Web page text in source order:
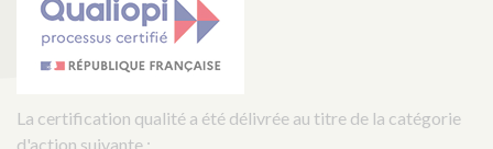
La certification qualité a été délivrée au titre de la catégorie
d'action suivante :